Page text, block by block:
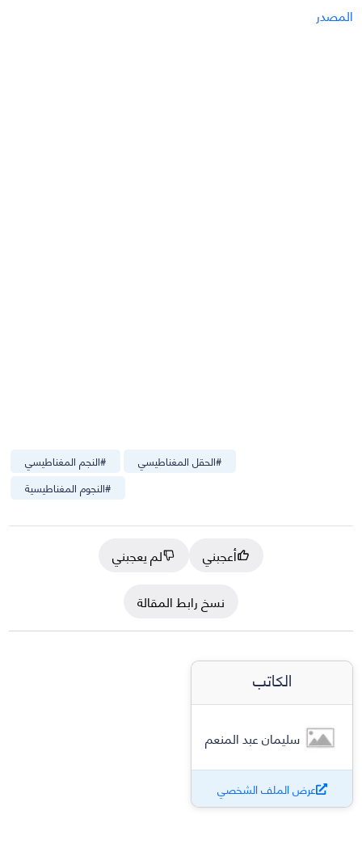
المصدر
#النجم المغناطيسي #الحقل المغناطيسي
#النجوم المغناطيسية
أعجبني
لم يعجبني
نسخ رابط المقالة
الكاتب
سليمان عبد المنعم
عرض الملف الشخصي